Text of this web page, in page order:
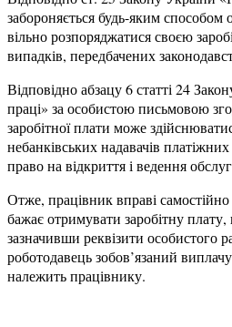
забороняється будь-яким
вільно розпоряджатися своєю
випадків, передбачених
Відповідно абзацу 6 статті 24
праці» за особистою письмовою
заробітної плати може
небанківських надавачів
право на відкриття і ведення
Отже, працівник вправі
бажає отримувати заробітну
зазначивши реквізити особистого
роботодавець зобов’язаний
належить працівнику.